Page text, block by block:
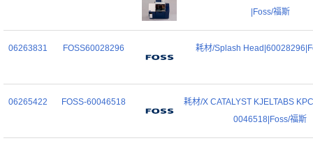
|Foss/福斯
06263831 FOSS60028296 耗材/Splash
06265422 FOSS-60046518
耗材/X CATALYST KJELTABS
0046518|Foss/福斯